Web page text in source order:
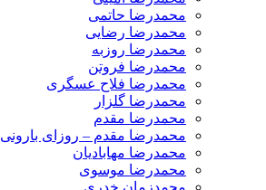
محمدرضا حاتمی
محمدرضا رضایی
محمدرضا روزبه
محمدرضا فروتن
محمدرضا فلاح عسگری
محمدرضا گلزار
محمدرضا مقدم
محمدرضا مقدم – روزای بارونی
محمدرضا مهابادیان
محمدرضا موسوی
محمدزمان خدری